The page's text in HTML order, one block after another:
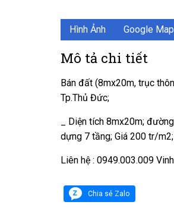
Hình Ảnh Google Map
Mô tả chi tiết
Bán đất (8mx20m, trục
Tp.Thủ Đức;
_ Diện tích 8mx20m;
dựng 7 tầng; Giá 200 tr/m2;
Liên hệ : 0949.003.009 Vinh
Chia sẻ Zalo